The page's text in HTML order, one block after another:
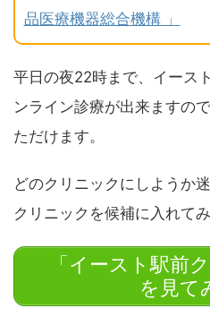
品医療機器総合機構 」
平日の夜22時まで、イース
ンライン診療が出来ますの
ただけます。
どのクリニックにしようか
クリニックを候補に入れて
「イースト駅前
を見て